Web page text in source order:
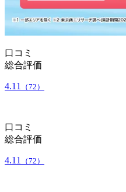
口コミ
総合評価
4.11 （72）
口コミ
総合評価
4.11 （72）